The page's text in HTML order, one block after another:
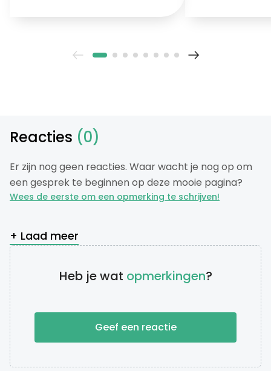
Reacties (0)
Er zijn nog geen reacties. Waar wacht je nog op om
een gesprek te beginnen op deze mooie pagina?
Wees de eerste om een opmerking te schrijven!
+ Laad meer
Heb je wat opmerkingen?
Geef een reactie